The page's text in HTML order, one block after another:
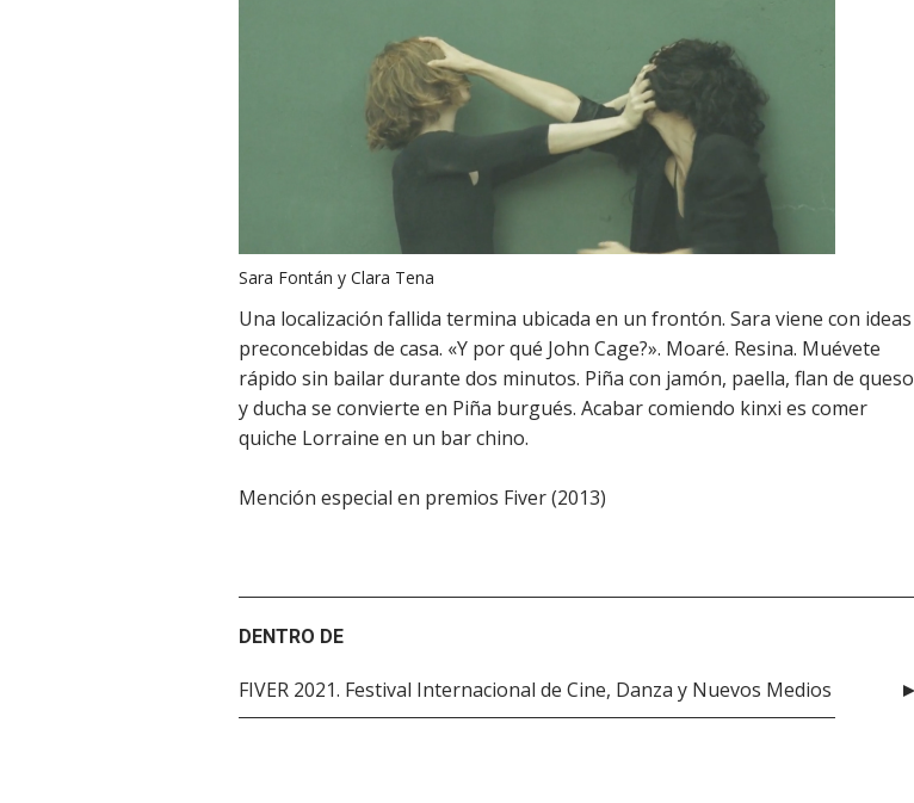
Sara Fontán y Clara Tena
Una localización fallida termina ubicada en un frontón. Sara viene con ideas
preconcebidas de casa. «Y por qué John Cage?». Moaré. Resina. Muévete
rápido sin bailar durante dos minutos. Piña con jamón, paella, flan de queso
y ducha se convierte en Piña burgués. Acabar comiendo kinxi es comer
quiche Lorraine en un bar chino.
Mención especial en premios Fiver (2013)
DENTRO DE
FIVER 2021. Festival Internacional de Cine, Danza y Nuevos Medios